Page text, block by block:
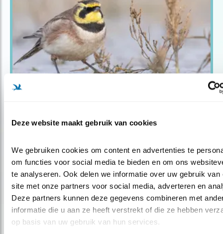
Deze website maakt gebruik van cookies
We gebruiken cookies om content en advertenties te
om functies voor social media te bieden en om ons
te analyseren. Ook delen we informatie over uw gebruik van
site met onze partners voor social media, adverteren en
Deze partners kunnen deze gegevens combineren met
informatie die u aan ze heeft verstrekt of die ze hebben
op basis van uw gebruik van hun services.
FOTO VAN DE MAAND: